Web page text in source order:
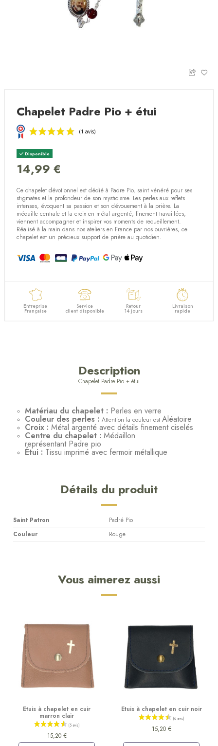
Chapelet Padre Pio + étui
(1 avis)
Disponible
14,99 €
Ce chapelet dévotionnel est dédié à Padre Pio, saint vénéré pour ses
stigmates et la profondeur de son mysticisme. Les perles aux reflets
intenses, évoquent sa passion et son dévouement à la prière. La
médaille centrale et la croix en métal argenté, finement travaillées,
viennent accompagner et inspirer vos moments de recueillement.
Réalisé à la main dans nos ateliers en France par nos ouvrières, ce
chapelet est un précieux support de prière au quotidien.
Entreprise
Française
Service
client disponible
Retour
14 jours
Livraison
rapide
Description
Chapelet Padre Pio + étui
Matériau du chapelet : Perles en verre
Couleur des perles : Attention la couleur est Aléatoire
Croix : Métal argenté avec détails finement ciselés
Centre du chapelet : Médaillon
représentant Padre pio
Étui : Tissu imprimé avec fermoir métallique
Détails du produit
Saint Patron
Padré Pio
Couleur
Rouge
Vous aimerez aussi
Etuis à chapelet en cuir
marron clair
15,20 €
Etuis à chapelet en cuir noir
15,20 €